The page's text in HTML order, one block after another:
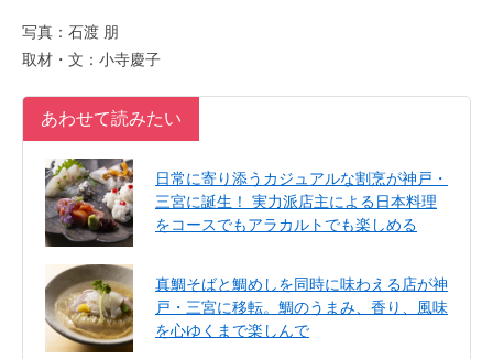
写真：石渡 朋
取材・文：小寺慶子
あわせて読みたい
日常に寄り添うカジュアルな割烹が神戸・
三宮に誕生！ 実力派店主による日本料理
をコースでもアラカルトでも楽しめる
真鯛そばと鯛めしを同時に味わえる店が神
戸・三宮に移転。鯛のうまみ、香り、風味
を心ゆくまで楽しんで